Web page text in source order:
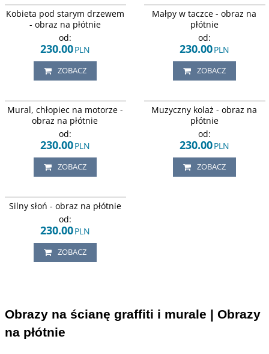
Kobieta modląca się pod drzewem.
Kobieta pod starym drzewem
- obraz na płótnie
od:
230.00PLN
ZOBACZ
Małpia rodzina siedząca w taczce.
Małpy w taczce - obraz na
płótnie
od:
230.00PLN
ZOBACZ
Motocyklista siedzący na motorze,
na tle starych, czerwonych drzwi.
Mural, chłopiec na motorze -
obraz na płótnie
od:
230.00PLN
ZOBACZ
Kolorowy, kolaż muzyczny.
Muzyczny kolaż - obraz na
płótnie
od:
230.00PLN
ZOBACZ
Nowoczesny obraz ze słoniem
przebijającym się przez betonową
ścianę.
Silny słoń - obraz na płótnie
od:
230.00PLN
ZOBACZ
Obrazy na ścianę graffiti i murale | Obrazy
na płótnie